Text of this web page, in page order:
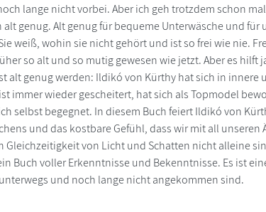
lange nicht vorbei. Aber ich geh trotzdem schon
alt genug. Alt genug für bequeme Unterwäsche und
weiß, wohin sie nicht gehört und ist so frei wie nie.
so alt und so mutig gewesen wie jetzt. Aber es
alt genug werden: Ildikó von Kürthy hat sich in
immer wieder gescheitert, hat sich als Topmodel
selbst begegnet. In diesem Buch feiert Ildikó von
und das kostbare Gefühl, dass wir mit all
Gleichzeitigkeit von Licht und Schatten nicht alleine
Buch voller Erkenntnisse und Bekenntnisse. Es ist
und noch lange nicht angekommen sind.